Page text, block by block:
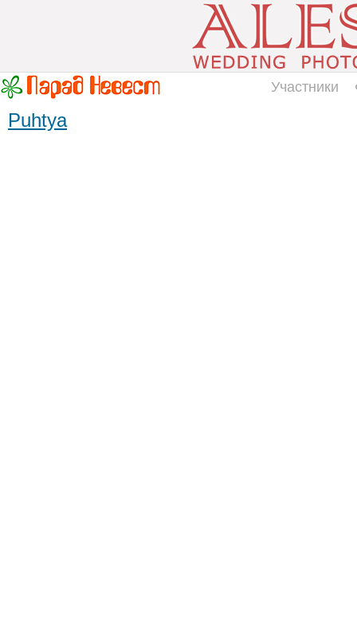
Участники
Puhtya